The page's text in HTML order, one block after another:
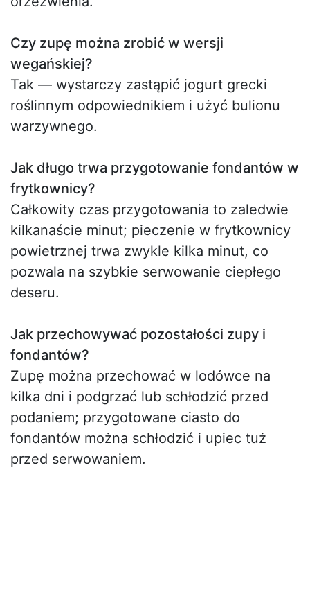
Czy zupę można zrobić w wersji
wegańskiej?
Tak — wystarczy zastąpić jogurt grecki
roślinnym odpowiednikiem i użyć bulionu
warzywnego.
Jak długo trwa przygotowanie fondantów w
frytkownicy?
Całkowity czas przygotowania to zaledwie
kilkanaście minut; pieczenie w frytkownicy
powietrznej trwa zwykle kilka minut, co
pozwala na szybkie serwowanie ciepłego
deseru.
Jak przechowywać pozostałości zupy i
fondantów?
Zupę można przechować w lodówce na
kilka dni i podgrzać lub schłodzić przed
podaniem; przygotowane ciasto do
fondantów można schłodzić i upiec tuż
przed serwowaniem.